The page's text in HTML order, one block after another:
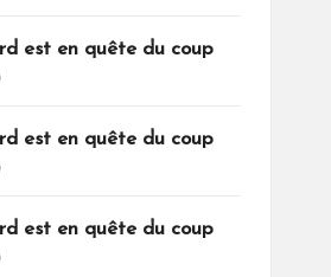
est en quête du coup
est en quête du coup
est en quête du coup